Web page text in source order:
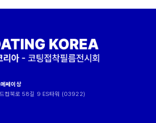
쎄이상
드컵북로 58길 9 ES타워 (03922)